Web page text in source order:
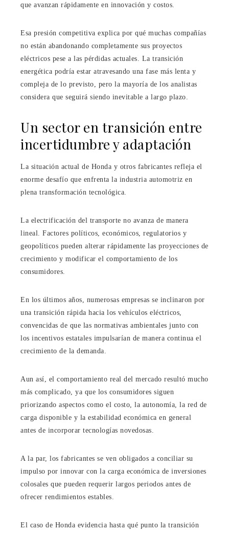
que avanzan rápidamente en innovación y costos.
Esa presión competitiva explica por qué muchas compañías
no están abandonando completamente sus proyectos
eléctricos pese a las pérdidas actuales. La transición
energética podría estar atravesando una fase más lenta y
compleja de lo previsto, pero la mayoría de los analistas
considera que seguirá siendo inevitable a largo plazo.
Un sector en transición entre
incertidumbre y adaptación
La situación actual de Honda y otros fabricantes refleja el
enorme desafío que enfrenta la industria automotriz en
plena transformación tecnológica.
La electrificación del transporte no avanza de manera
lineal. Factores políticos, económicos, regulatorios y
geopolíticos pueden alterar rápidamente las proyecciones de
crecimiento y modificar el comportamiento de los
consumidores.
En los últimos años, numerosas empresas se inclinaron por
una transición rápida hacia los vehículos eléctricos,
convencidas de que las normativas ambientales junto con
los incentivos estatales impulsarían de manera continua el
crecimiento de la demanda.
Aun así, el comportamiento real del mercado resultó mucho
más complicado, ya que los consumidores siguen
priorizando aspectos como el costo, la autonomía, la red de
carga disponible y la estabilidad económica en general
antes de incorporar tecnologías novedosas.
A la par, los fabricantes se ven obligados a conciliar su
impulso por innovar con la carga económica de inversiones
colosales que pueden requerir largos periodos antes de
ofrecer rendimientos estables.
El caso de Honda evidencia hasta qué punto la transición